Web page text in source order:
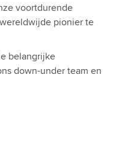
voortdurende
pionier te
belangrijke
down-under team en